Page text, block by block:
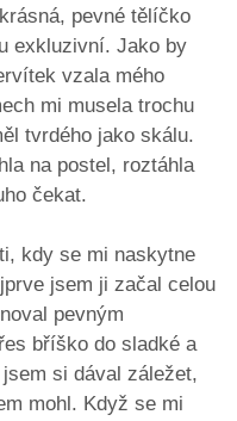
pevné tělíčko
exkluzivní. Jako by
vzala mého
mi musela trochu
tvrdého jako skálu.
na postel, roztáhla
čekat.
kdy se mi naskytne
jsem ji začal celou
pevným
bříško do sladké a
si dával záležet,
mohl. Když se mi